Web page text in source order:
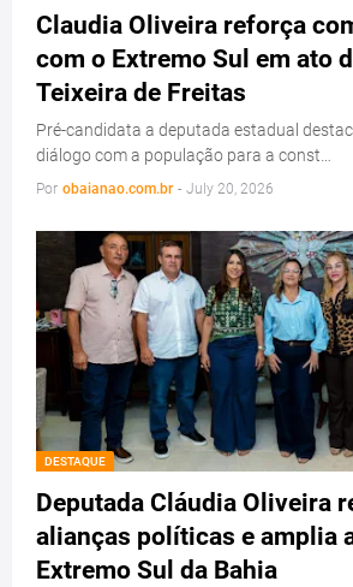
Claudia Oliveira reforça
com o Extremo Sul em ato
Teixeira de Freitas
Pré-candidata a deputada estadual
diálogo com a população para a const…
Por obaianao.com.br - July 20, 2026
DESTAQUE
Deputada Cláudia Oliveira
alianças políticas e amplia
Extremo Sul da Bahia